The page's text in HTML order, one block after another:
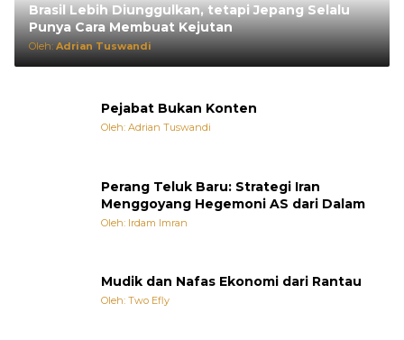
Brasil Lebih Diunggulkan, tetapi Jepang Selalu
Punya Cara Membuat Kejutan
Oleh: Adrian Tuswandi
Pejabat Bukan Konten
Oleh: Adrian Tuswandi
Perang Teluk Baru: Strategi Iran
Menggoyang Hegemoni AS dari Dalam
Oleh: Irdam Imran
Mudik dan Nafas Ekonomi dari Rantau
Oleh: Two Efly